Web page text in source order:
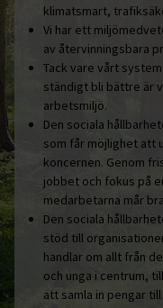
klimatsmart,
Vi har ett
av återvinningsbara
Tack vare vårt
ständigt bli bättre är
arbetsmiljö.
Den sociala
som får möjlighet att
koncernen. Genom
jobbet och fokus på
medarbetarna mår
Den sociala
stöd till
handlar om allt från
och unga i centrum,
att samla in pengar